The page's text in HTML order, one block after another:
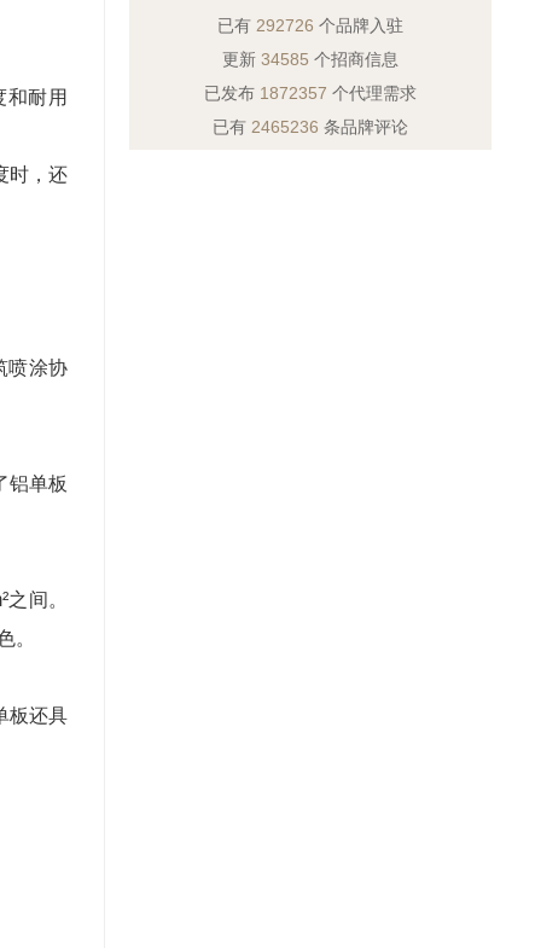
耐用
时，还
喷涂协
铝单板
间。
。
板还具
已有 292726 个品牌入驻
更新 34585 个招商信息
已发布 1872357 个代理需求
已有 2465236 条品牌评论